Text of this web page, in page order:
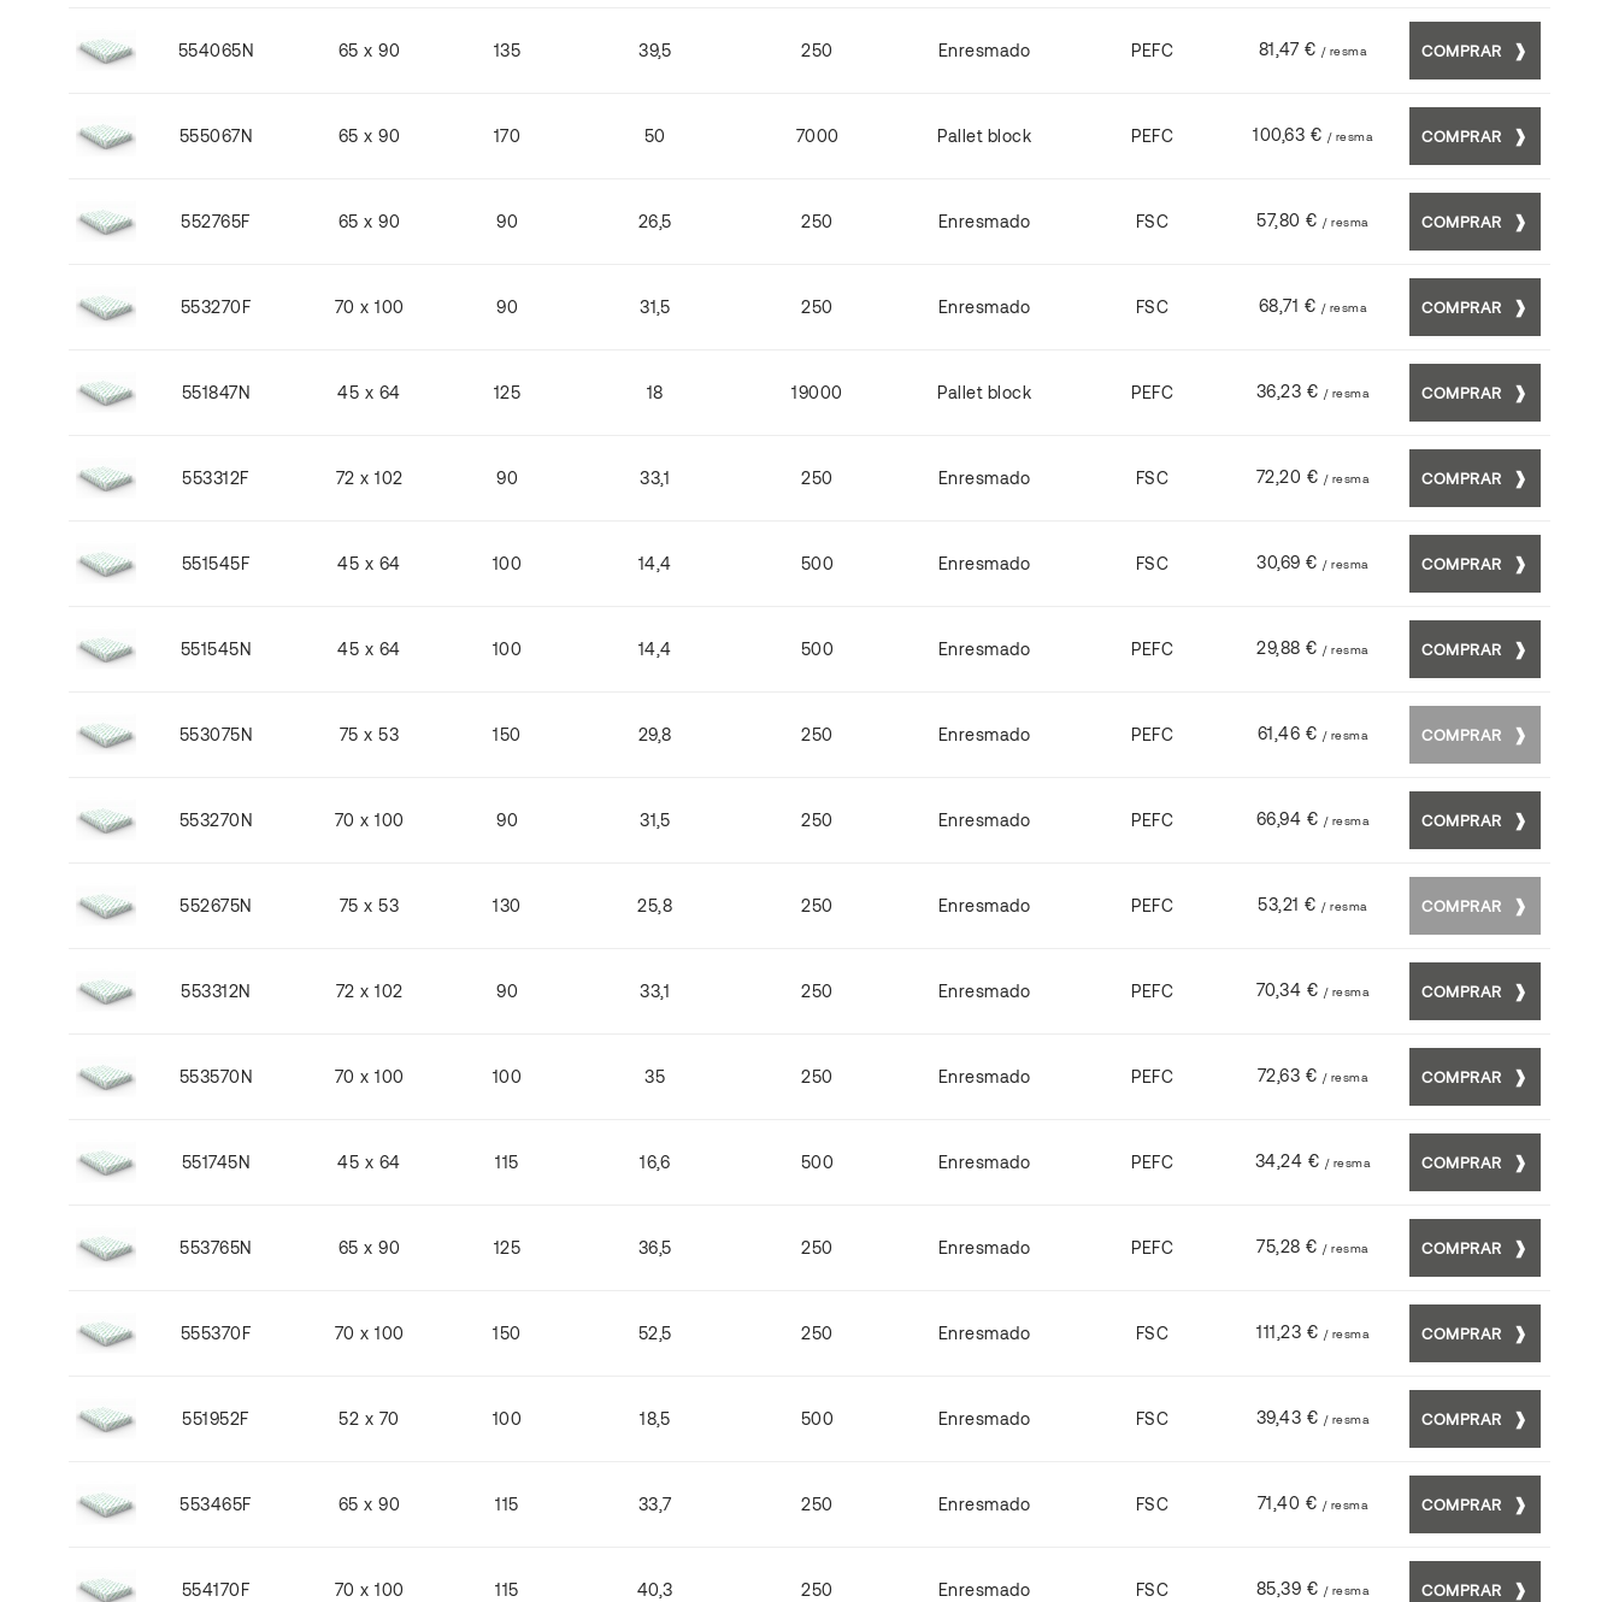
554065N 65 x 90 135 39,5 250 Enresmado PEFC 81,47 € / resma COMPRAR
555067N 65 x 90 170 50 7000 Pallet block PEFC 100,63 € / resma COMPRAR
552765F 65 x 90 90 26,5 250 Enresmado FSC 57,80 € / resma COMPRAR
553270F 70 x 100 90 31,5 250 Enresmado FSC 68,71 € / resma COMPRAR
551847N 45 x 64 125 18 19000 Pallet block PEFC 36,23 € / resma COMPRAR
553312F 72 x 102 90 33,1 250 Enresmado FSC 72,20 € / resma COMPRAR
551545F 45 x 64 100 14,4 500 Enresmado FSC 30,69 € / resma COMPRAR
551545N 45 x 64 100 14,4 500 Enresmado PEFC 29,88 € / resma COMPRAR
553075N 75 x 53 150 29,8 250 Enresmado PEFC 61,46 € / resma COMPRAR
553270N 70 x 100 90 31,5 250 Enresmado PEFC 66,94 € / resma COMPRAR
552675N 75 x 53 130 25,8 250 Enresmado PEFC 53,21 € / resma COMPRAR
553312N 72 x 102 90 33,1 250 Enresmado PEFC 70,34 € / resma COMPRAR
553570N 70 x 100 100 35 250 Enresmado PEFC 72,63 € / resma COMPRAR
551745N 45 x 64 115 16,6 500 Enresmado PEFC 34,24 € / resma COMPRAR
553765N 65 x 90 125 36,5 250 Enresmado PEFC 75,28 € / resma COMPRAR
555370F 70 x 100 150 52,5 250 Enresmado FSC 111,23 € / resma COMPRAR
551952F 52 x 70 100 18,5 500 Enresmado FSC 39,43 € / resma COMPRAR
553465F 65 x 90 115 33,7 250 Enresmado FSC 71,40 € / resma COMPRAR
554170F 70 x 100 115 40,3 250 Enresmado FSC 85,39 € / resma COMPRAR